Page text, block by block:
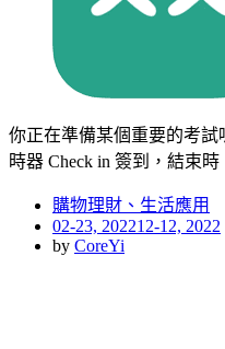
你正在準備某個重要的考試
時器 Check in 簽到，結束
購物理財、生活應用
Posted
on
02-23, 202212-12, 2022
by CoreYi